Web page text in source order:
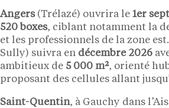
Angers(Trélazé) ouvrira le 1er
520 boxes, ciblant notamment la
et les professionnels de la zone est.
Sully) suivra en décembre 2026
ambitieux de 5 000 m², orienté
proposant des cellules allant
Saint-Quentin, à Gauchy dans